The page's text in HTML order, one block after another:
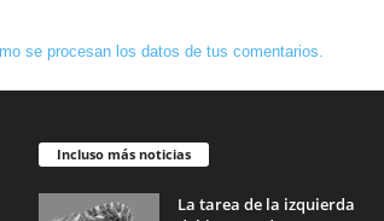
se procesan los datos de tus comentarios.
Incluso más noticias
La tarea de la izquierda